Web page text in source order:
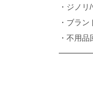
・ジノ
・ブラ
・不用品